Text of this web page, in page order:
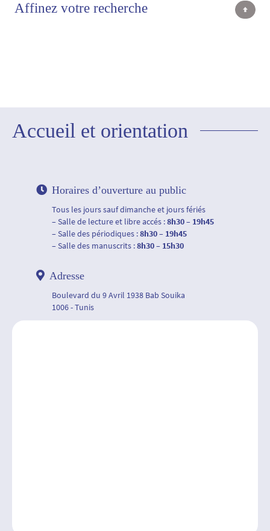
Affinez votre recherche
Accueil et orientation
Horaires d’ouverture au public
Tous les jours sauf dimanche et jours fériés
– Salle de lecture et libre accés :8h30 – 19h45
– Salle des périodiques :8h30 – 19h45
– Salle des manuscrits :8h30 – 15h30
Adresse
Boulevard du 9 Avril 1938 Bab Souika
1006 - Tunis